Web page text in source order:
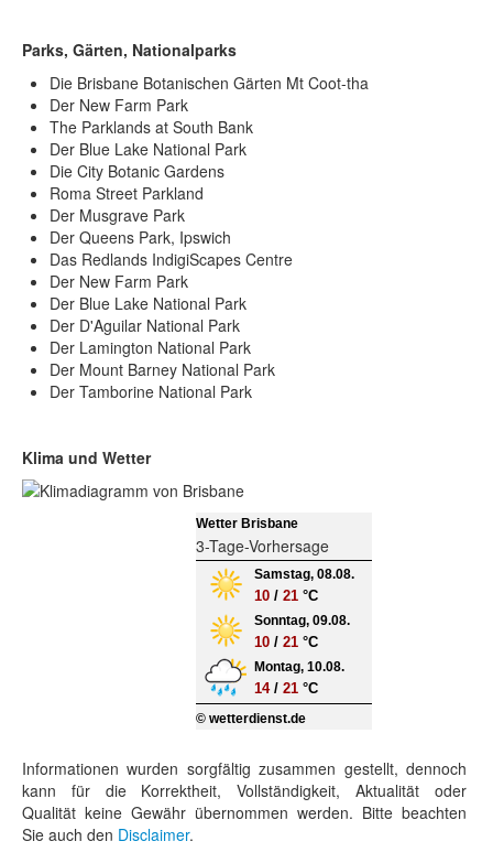
Parks, Gärten, Nationalparks
Die Brisbane Botanischen Gärten Mt Coot-tha
Der New Farm Park
The Parklands at South Bank
Der Blue Lake National Park
Die City Botanic Gardens
Roma Street Parkland
Der Musgrave Park
Der Queens Park, Ipswich
Das Redlands IndigiScapes Centre
Der New Farm Park
Der Blue Lake National Park
Der D'Aguilar National Park
Der Lamington National Park
Der Mount Barney National Park
Der Tamborine National Park
Klima und Wetter
Wetter Brisbane
3-Tage-Vorhersage
Samstag, 08.08.
10 /21 °C
Sonntag, 09.08.
10 /21 °C
Montag, 10.08.
14/21 °C
© wetterdienst.de
Informationen wurden sorgfältig zusammen gestellt, dennoch
kann für die Korrektheit, Vollständigkeit, Aktualität oder
Qualität keine Gewähr übernommen werden. Bitte beachten
Sie auch den Disclaimer.